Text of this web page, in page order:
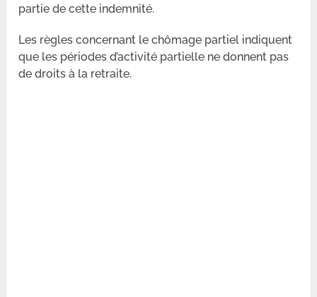
partie de cette indemnité.
Les règles concernant le chômage partiel indiquent
que les périodes d’activité partielle ne donnent pas
de droits à la retraite.